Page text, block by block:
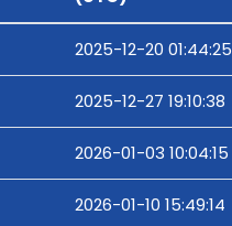
2025-12-20 01:44:25
2025-12-27 19:10:38
2026-01-03 10:04:15
2026-01-10 15:49:14